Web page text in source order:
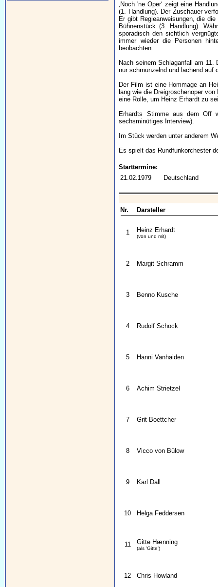
‚Noch 'ne Oper‘ zeigt eine
(1. Handlung). Der Zuschauer
Er gibt Regieanweisungen, die
Bühnenstück (3. Handlung).
sporadisch den sichtlich
immer wieder die Personen
beobachten.
Nach seinem Schlaganfall am
nur schmunzelnd und lachend auf
Der Film ist eine Hommage an
lang wie die Dreigroschenoper
eine Rolle, um Heinz Erhardt zu
Erhardts Stimme aus dem Off
sechsminütiges Interview).
Im Stück werden unter anderem
Es spielt das Rundfunkorchester
Starttermine:
21.02.1979
Deutschland
Nr. Darsteller
1 Heinz Erhardt
(von und mit)
2 Margit Schramm
3 Benno Kusche
4 Rudolf Schock
5 Hanni Vanhaiden
6 Achim Strietzel
7 Grit Boettcher
8 Vicco von Bülow
9 Karl Dall
10 Helga Feddersen
11 Gitte Hænning
(als 'Gitte')
12 Chris Howland